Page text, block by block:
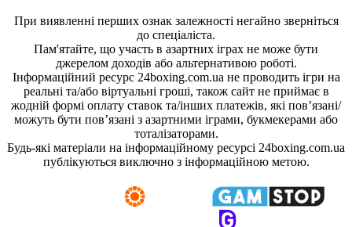
При виявленні перших ознак залежності негайно зверніться
до спеціаліста.
Пам'ятайте, що участь в азартних іграх не може бути
джерелом доходів або альтернативою роботі.
Інформаційний ресурс 24boxing.com.ua не проводить ігри на
реальні та/або віртуальні гроші, також сайт не приймає в
жодній формі оплату ставок та/інших платежів, які пов’язані/
можуть бути пов’язані з азартними іграми, букмекерами або
тоталізаторами.
Будь-які матеріали на інформаційному ресурсі 24boxing.com.ua
публікуються виключно з інформаційною метою.